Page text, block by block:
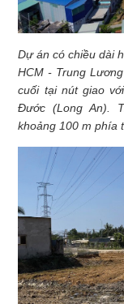
Dự án có chiều dài
HCM - Trung
cuối tại nút giao
Đước (Long An).
khoảng 100 m phía